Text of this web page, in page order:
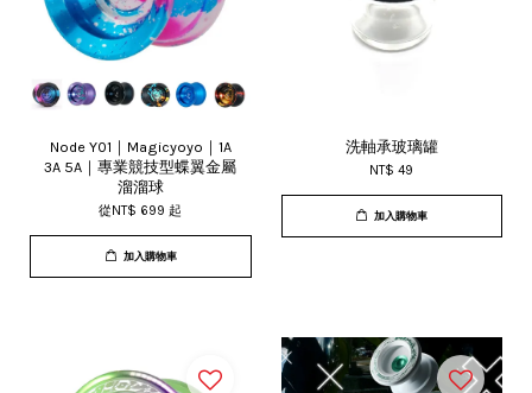
Node Y01｜Magicyoyo｜1A
3A 5A｜專業競技型蝶翼金屬
溜溜球
從NT$ 699起
加入購物車
洗軸承玻璃罐
NT$ 49
加入購物車